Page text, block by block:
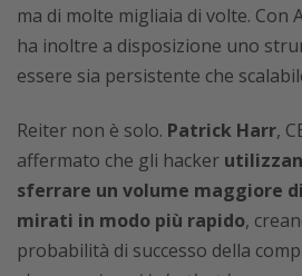
ma di molte migliaia di volte. Con
ha inoltre a disposizione uno
essere sia persistente che
Reiter non è solo. Patrick Harr,
affermato che gli hacker
sferrare un volume maggiore
mirati in modo più rapido,
probabilità di successo della